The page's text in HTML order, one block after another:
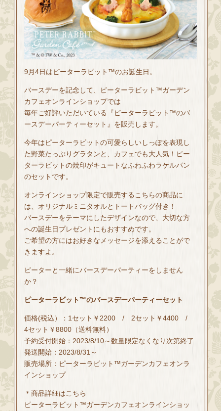
9月4日はピーターラビット™のお誕生日。
バースデーを記念して、ピーターラビット™ガーデン
カフェオンラインショップでは
毎年ご好評いただいている『ピーターラビット™のバ
ースデーパーティーセット』を販売します。
今年はピーターラビットの可愛らしいしっぽを表現し
た野菜たっぷりグラタンと、カフェでも大人気！ピー
ターラビットの焼印がキュートなふわふわラケルパン
のセットです。
オンラインショップ限定で販売するこちらの商品に
は、オリジナルミニタオルとトートバッグ付き！
バースデーをテーマにしたデザインなので、大切な方
への誕生日プレゼントにもおすすめです。
ご希望の方にはお好きなメッセージを添えることがで
きますよ。
ピーターと一緒にバースデーパーティーをしません
か？
ピーターラビット™のバースデーパーティーセット
価格(税込）：1セット￥2200 / 2セット￥4400 /
4セット￥8800（送料無料）
予約受付開始：2023/8/10～数量限定なくなり次第終了
発送開始：2023/8/31～
販売場所：ピーターラビット™ガーデンカフェオンラ
インショップ
＊商品詳細はこちら
ピーターラビット™ガーデンカフェオンラインショッ